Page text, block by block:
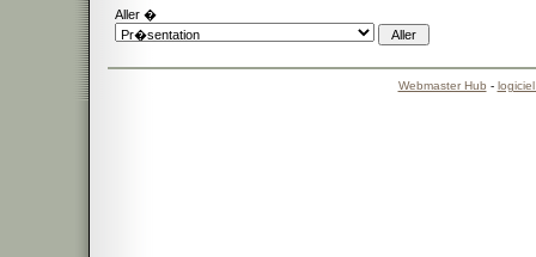
Aller �
Webmaster Hub -